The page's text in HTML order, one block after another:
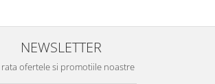
NEWSLETTER
rata ofertele si promotiile noastre